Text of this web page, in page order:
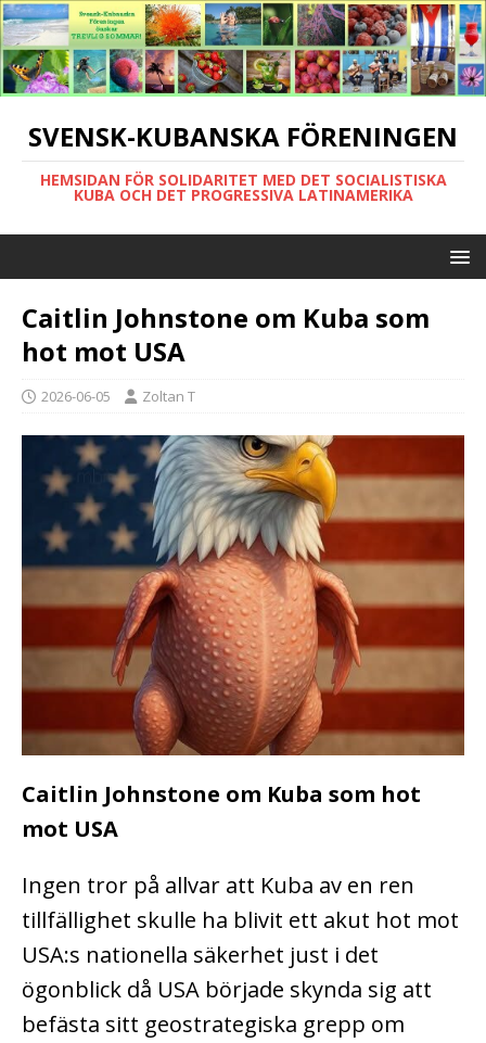
SVENSK-KUBANSKA FÖRENINGEN
HEMSIDAN FÖR SOLIDARITET MED DET SOCIALISTISKA
KUBA OCH DET PROGRESSIVA LATINAMERIKA
Caitlin Johnstone om Kuba som
hot mot USA
2026-06-05 Zoltan T
Caitlin Johnstone om Kuba som hot
mot USA
Ingen tror på allvar att Kuba av en ren
tillfällighet skulle ha blivit ett akut hot mot
USA:s nationella säkerhet just i det
ögonblick då USA började skynda sig att
befästa sitt geostrategiska grepp om